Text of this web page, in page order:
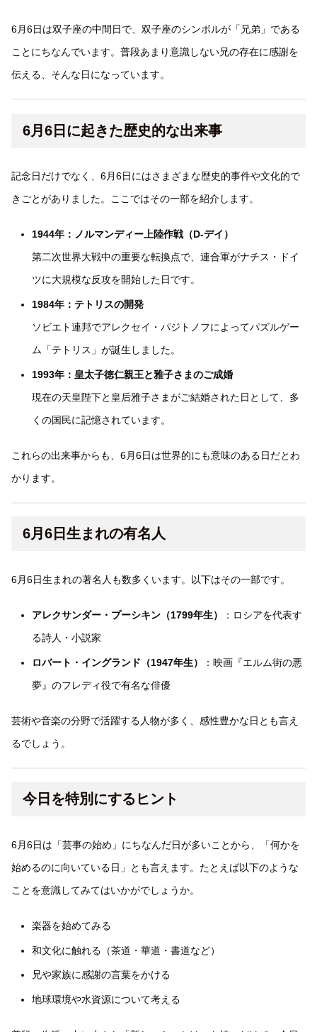
6月6日は双子座の中間日で、双子座のシンボルが「兄弟」である
ことにちなんでいます。普段あまり意識しない兄の存在に感謝を
伝える、そんな日になっています。
6月6日に起きた歴史的な出来事
記念日だけでなく、6月6日にはさまざまな歴史的事件や文化的で
きごとがありました。ここではその一部を紹介します。
1944年：ノルマンディー上陸作戦（D-デイ）
第二次世界大戦中の重要な転換点で、連合軍がナチス・ドイ
ツに大規模な反攻を開始した日です。
1984年：テトリスの開発
ソビエト連邦でアレクセイ・パジトノフによってパズルゲー
ム「テトリス」が誕生しました。
1993年：皇太子徳仁親王と雅子さまのご成婚
現在の天皇陛下と皇后雅子さまがご結婚された日として、多
くの国民に記憶されています。
これらの出来事からも、6月6日は世界的にも意味のある日だとわ
かります。
6月6日生まれの有名人
6月6日生まれの著名人も数多くいます。以下はその一部です。
アレクサンダー・プーシキン（1799年生）
：ロシアを代表す
る詩人・小説家
ロバート・イングランド（1947年生）
：映画『エルム街の悪
夢』のフレディ役で有名な俳優
芸術や音楽の分野で活躍する人物が多く、感性豊かな日とも言え
るでしょう。
今日を特別にするヒント
6月6日は「芸事の始め」にちなんだ日が多いことから、「何かを
始めるのに向いている日」とも言えます。たとえば以下のような
ことを意識してみてはいかがでしょうか。
楽器を始めてみる
和文化に触れる（茶道・華道・書道など）
兄や家族に感謝の言葉をかける
地球環境や水資源について考える